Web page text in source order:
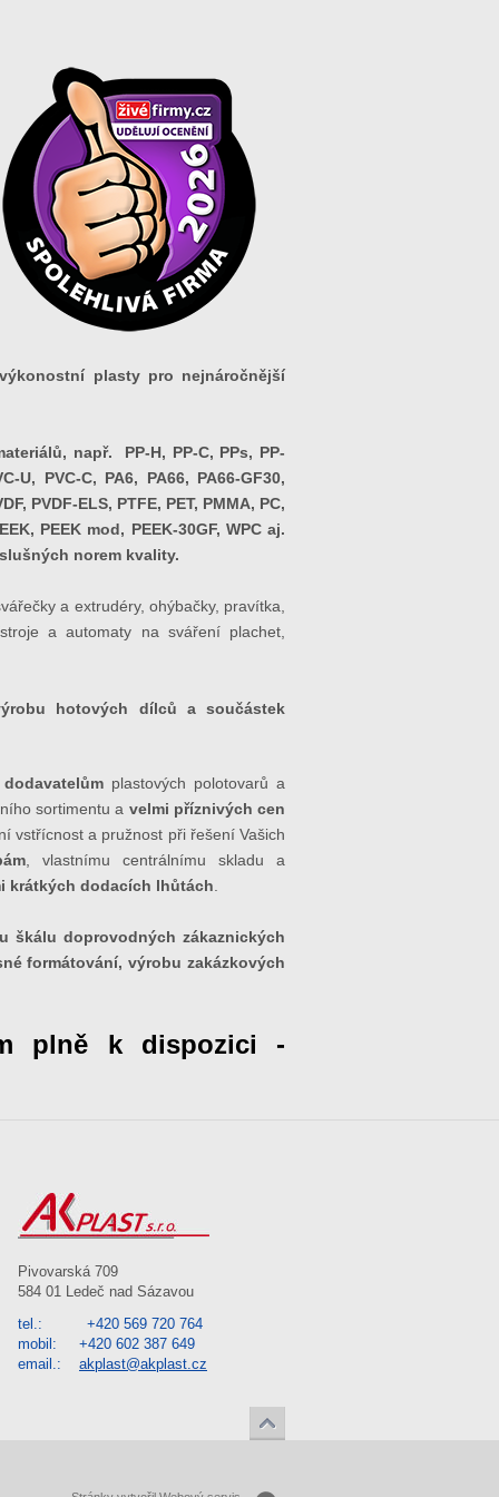
plasty pro nejnáročnější
např. PP-H, PP-C, PPs, PP-
U, PVC-C, PA6, PA66, PA66-GF30,
PVDF-ELS, PTFE, PET, PMMA, PC,
PEEK mod, PEEK-30GF, WPC aj.
norem kvality.
a extrudéry, ohýbačky, pravítka,
a automaty na sváření plachet,
hotových dílců a součástek
plastových polotovarů a
sortimentu a velmi příznivých cen
vstřícnost a pružnost při řešení Vašich
, vlastnímu centrálnímu skladu a
krátkých dodacích lhůtách
škálu doprovodných zákaznických
formátování, výrobu zakázkových
plně k dispozici -
Pivovarská 709
584 01 Ledeč nad Sázavou
tel.: +420 569 720 764
mobil: +420 602 387 649
email.: akplast@akplast.cz
↑